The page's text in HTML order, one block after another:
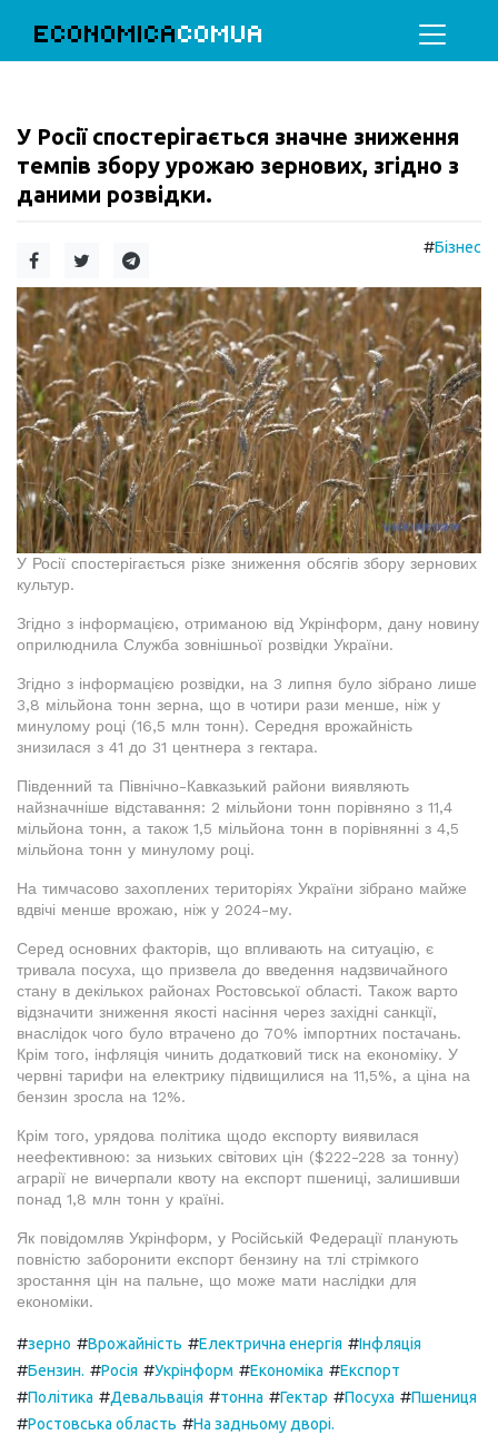
ECONOMICACOMUA
У Росії спостерігається значне зниження
темпів збору урожаю зернових, згідно з
даними розвідки.
#Бізнес
У Росії спостерігається різке зниження обсягів збору зернових
культур.
Згідно з інформацією, отриманою від Укрінформ, дану новину
оприлюднила Служба зовнішньої розвідки України.
Згідно з інформацією розвідки, на 3 липня було зібрано лише
3,8 мільйона тонн зерна, що в чотири рази менше, ніж у
минулому році (16,5 млн тонн). Середня врожайність
знизилася з 41 до 31 центнера з гектара.
Південний та Північно-Кавказький райони виявляють
найзначніше відставання: 2 мільйони тонн порівняно з 11,4
мільйона тонн, а також 1,5 мільйона тонн в порівнянні з 4,5
мільйона тонн у минулому році.
На тимчасово захоплених територіях України зібрано майже
вдвічі менше врожаю, ніж у 2024-му.
Серед основних факторів, що впливають на ситуацію, є
тривала посуха, що призвела до введення надзвичайного
стану в декількох районах Ростовської області. Також варто
відзначити зниження якості насіння через західні санкції,
внаслідок чого було втрачено до 70% імпортних постачань.
Крім того, інфляція чинить додатковий тиск на економіку. У
червні тарифи на електрику підвищилися на 11,5%, а ціна на
бензин зросла на 12%.
Крім того, урядова політика щодо експорту виявилася
неефективною: за низьких світових цін ($222-228 за тонну)
аграрії не вичерпали квоту на експорт пшениці, залишивши
понад 1,8 млн тонн у країні.
Як повідомляв Укрінформ, у Російській Федерації планують
повністю заборонити експорт бензину на тлі стрімкого
зростання цін на пальне, що може мати наслідки для
економіки.
#зерно #Врожайність #Електрична енергія #Інфляція
#Бензин. #Росія #Укрінформ #Економіка #Експорт
#Політика #Девальвація #тонна #Гектар #Посуха #Пшениця
#Ростовська область #На задньому дворі.